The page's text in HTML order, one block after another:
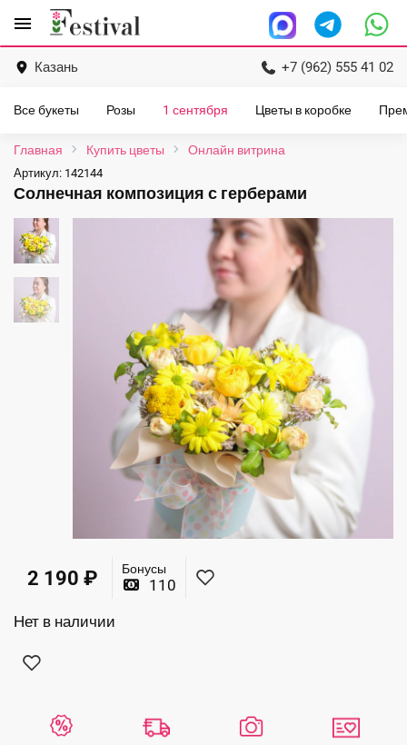
menu
Перейти
содержанию
Казань +7 (962) 555 41 02
Все букеты Розы 1 сентября Цветы в коробке
Главная Купить цветы Онлайн витрина
Артикул: 142144
Солнечная композиция с герберами
2 190 ₽ Бонусы
110
Нет в наличии